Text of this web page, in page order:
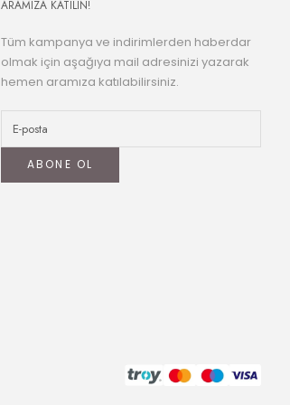
ARAMIZA KATILIN!
Tüm kampanya ve indirimlerden haberdar
olmak için aşağıya mail adresinizi yazarak
hemen aramıza katılabilirsiniz.
ABONE OL